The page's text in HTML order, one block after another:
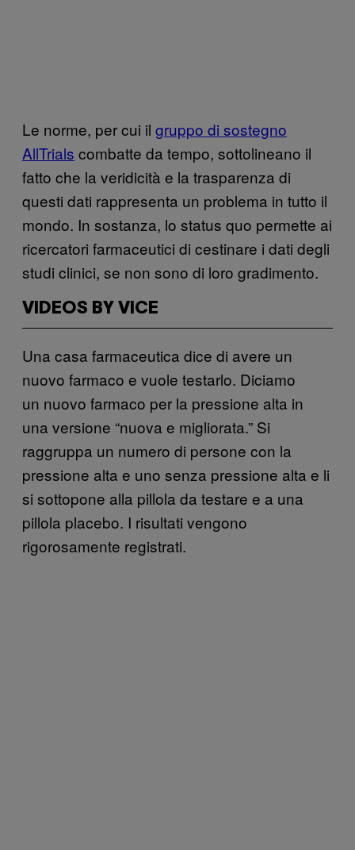
Le norme, per cui il gruppo di sostegno
AllTrials combatte da tempo, sottolineano il
fatto che la veridicità e la trasparenza di
questi dati rappresenta un problema in tutto il
mondo. In sostanza, lo status quo permette ai
ricercatori farmaceutici di cestinare i dati degli
studi clinici, se non sono di loro gradimento.
VIDEOS BY VICE
Una casa farmaceutica dice di avere un
nuovo farmaco e vuole testarlo. Diciamo
un nuovo farmaco per la pressione alta in
una versione “nuova e migliorata.” Si
raggruppa un numero di persone con la
pressione alta e uno senza pressione alta e li
si sottopone alla pillola da testare e a una
pillola placebo. I risultati vengono
rigorosamente registrati.